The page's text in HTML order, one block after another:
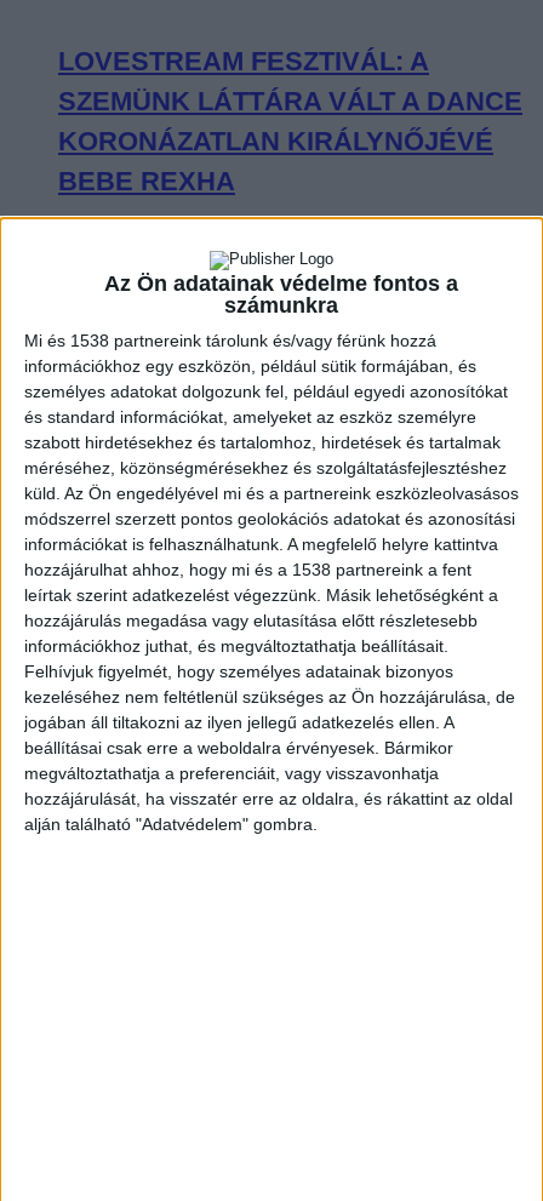
Az Ön adatainak védelme fontos a
számunkra
Mi és 1538 partnereink tárolunk és/vagy férünk hozzá
információkhoz egy eszközön, például sütik formájában, és
személyes adatokat dolgozunk fel, például egyedi azonosítókat
és standard információkat, amelyeket az eszköz személyre
szabott hirdetésekhez és tartalomhoz, hirdetések és tartalmak
méréséhez, közönségmérésekhez és szolgáltatásfejlesztéshez
küld. Az Ön engedélyével mi és a partnereink eszközleolvasásos
módszerrel szerzett pontos geolokációs adatokat és azonosítási
információkat is felhasználhatunk. A megfelelő helyre kattintva
hozzájárulhat ahhoz, hogy mi és a 1538 partnereink a fent
leírtak szerint adatkezelést végezzünk. Másik lehetőségként a
hozzájárulás megadása vagy elutasítása előtt részletesebb
információkhoz juthat, és megváltoztathatja beállításait.
Felhívjuk figyelmét, hogy személyes adatainak bizonyos
kezeléséhez nem feltétlenül szükséges az Ön hozzájárulása, de
jogában áll tiltakozni az ilyen jellegű adatkezelés ellen. A
beállításai csak erre a weboldalra érvényesek. Bármikor
megváltoztathatja a preferenciáit, vagy visszavonhatja
hozzájárulását, ha visszatér erre az oldalra, és rákattint az oldal
alján található "Adatvédelem" gombra.
LOVESTREAM FESZTIVÁL: A
SZEMÜNK LÁTTÁRA VÁLT A DANCE
KORONÁZATLAN KIRÁLYNŐJÉVÉ
BEBE REXHA
FROM20 ÉS KANG YU-CHAN
BUDAPESTEN: HOGY LEHET EGY
KONCERT ENNYIRE CUKI, DE
ENNYIRE SZEXI?
VISSZAFOGOTTAN INDULT, DE A
VÉGÉRE IGAZI KÖZÖSSÉGI
ÉLMÉNNYÉ VÁLT SEAL BUDAPESTI
KONCERTJE
ZENE
ZENE